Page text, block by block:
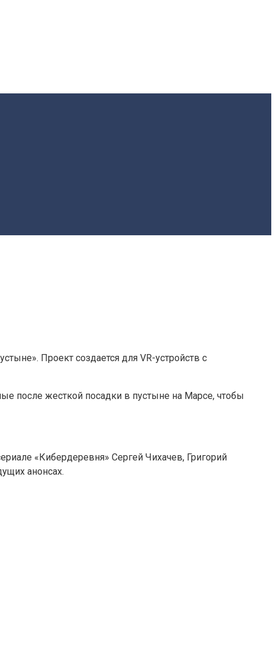
Проект создается для VR-устройств с
после жесткой посадки в пустыне на Марсе, чтобы
«Кибердеревня» Сергей Чихачев, Григорий
анонсах.